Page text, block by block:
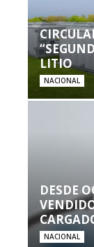
LITIO
NACIONAL
DESDE
NACIONAL